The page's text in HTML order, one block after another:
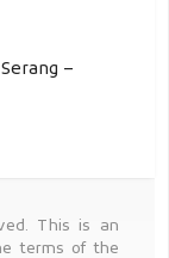
–
This is an
terms of the